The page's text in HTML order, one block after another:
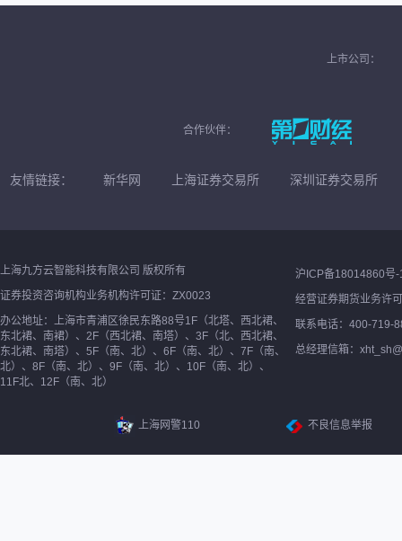
上市公司：
合作伙伴：
友情链接： 新华网 上海证券交易所 深圳证券交易所
上海九方云智能科技有限公司 版权所有
证券投资咨询机构业务机构许可证：ZX0023
办公地址：上海市青浦区徐民东路88号1F（北塔、西北裙、
东北裙、南裙）、2F（西北裙、南塔）、3F（北、西北裙、
东北裙、南塔）、5F（南、北）、6F（南、北）、7F（南、
北）、8F（南、北）、9F（南、北）、10F（南、北）、
11F北、12F（南、北）
沪ICP备18014860号-
经营证券期货业务许
联系电话：400-719-
总经理信箱：
上海网警110 不良信息举报